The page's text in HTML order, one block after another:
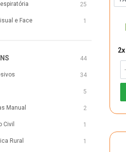
25
e Face 1
44
34
5
Manual 2
Civil 1
Rural 1